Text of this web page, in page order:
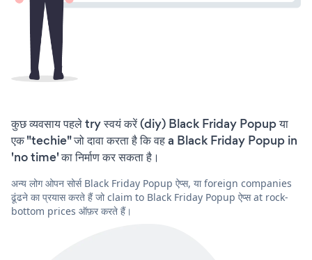
कुछ व्यवसाय पहले try स्वयं करें (diy) Black Friday Popup या
एक "techie" जो दावा करता है कि वह a Black Friday Popup in
'no time' का निर्माण कर सकता है।
अन्य लोग ओपन सोर्स Black Friday Popup ऐप्स, या foreign companies
ढूंढने का प्रयास करते हैं जो claim to Black Friday Popup ऐप्स at rock-
bottom prices ऑफ़र करते हैं।